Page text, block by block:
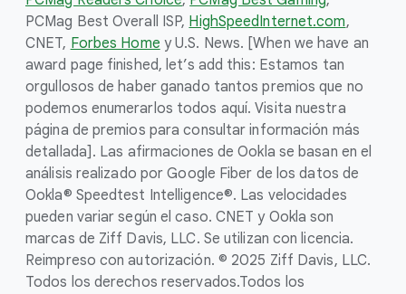
PCMag Best Overall ISP, HighSpeedInternet.com,
CNET, Forbes Home y U.S. News. [When we have an
award page finished, let’s add this: Estamos tan
orgullosos de haber ganado tantos premios que no
podemos enumerarlos todos aquí. Visita nuestra
página de premios para consultar información más
detallada]. Las afirmaciones de Ookla se basan en el
análisis realizado por Google Fiber de los datos de
Ookla® Speedtest Intelligence®. Las velocidades
pueden variar según el caso. CNET y Ookla son
marcas de Ziff Davis, LLC. Se utilizan con licencia.
Reimpreso con autorización. © 2025 Ziff Davis, LLC.
Todos los derechos reservados.Todos los